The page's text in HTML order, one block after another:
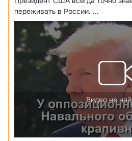
переживать в России. ...
Видео не